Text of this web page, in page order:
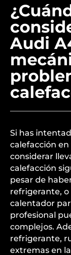
Audi
Si has
calefacción en
considerar
calefacción
pesar de
refrigerante, o
calentador
profesional
complejos.
refrigerante,
extremas en